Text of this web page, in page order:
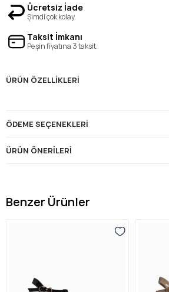
Ücretsiz İade
Şimdi çok kolay.
Taksit İmkanı
Peşin fiyatına 3 taksit.
ÜRÜN ÖZELLIKLERI
ÖDEME SEÇENEKLERI
ÜRÜN ÖNERILERI
Benzer Ürünler